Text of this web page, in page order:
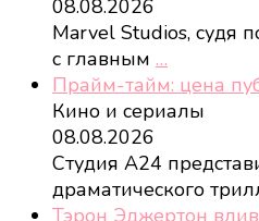
08.08.2026
Marvel Studios, судя
с главным …
Прайм-тайм: цена
Кино и сериалы
08.08.2026
Студия A24
драматического
Тэрон Эджертон